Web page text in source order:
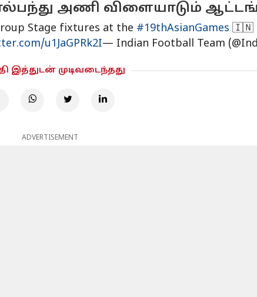
அணி விளையாடும்
Stage fixtures at the #19thAsianGames 🇮🇳
u1JaGPRk2I— Indian Football Team
இத்துடன் முடிவடைந்தது
ADVERTISEMENT